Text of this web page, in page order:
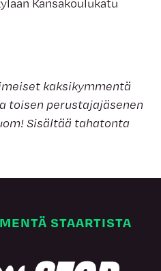
Kansakoulukatu
kaksikymmentä
toisen perustajajäsenen
Sisältää tahatonta
STAARTISTA